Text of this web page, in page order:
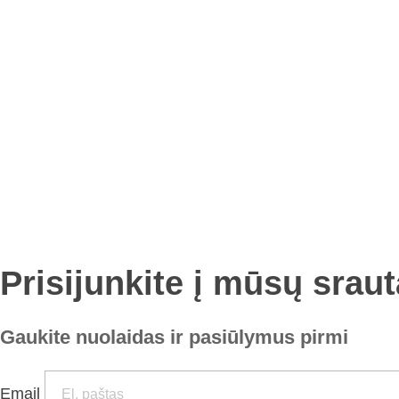
Prisijunkite į mūsų
Gaukite nuolaidas ir pasiūlymus pirmi
Email